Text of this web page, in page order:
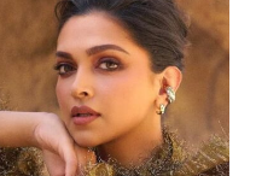
ने शानदारफ़िल्में कि है
किया है जिन्होंने
अगर श्रद्धा उन फिल्मों
Article